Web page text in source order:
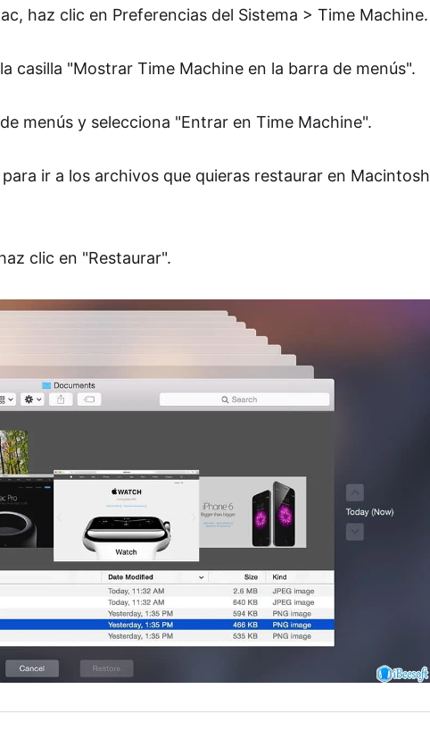
haz clic en Preferencias del Sistema > Time Machine.
casilla "Mostrar Time Machine en la barra de menús".
menús y selecciona "Entrar en Time Machine".
ir a los archivos que quieras restaurar en Macintosh
clic en "Restaurar".